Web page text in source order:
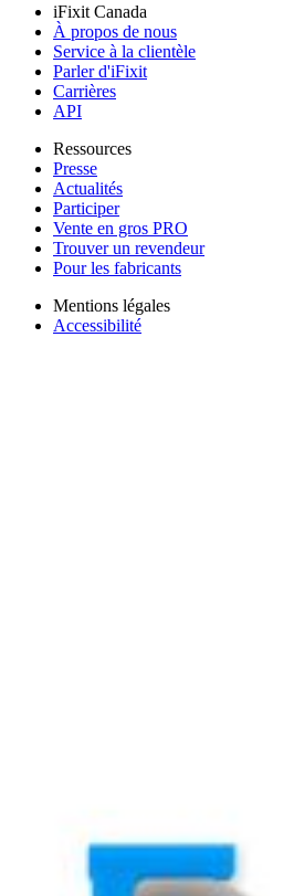
iFixit Canada
À propos de nous
Service à la clientèle
Parler d'iFixit
Carrières
API
Ressources
Presse
Actualités
Participer
Vente en gros PRO
Trouver un revendeur
Pour les fabricants
Mentions légales
Accessibilité